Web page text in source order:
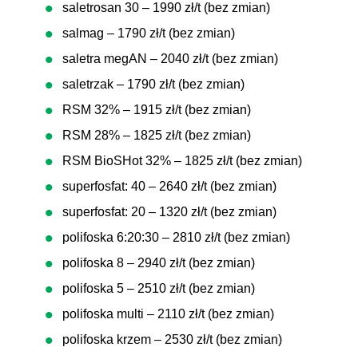
saletrosan 30 – 1990 zł/t (bez zmian)
salmag – 1790 zł/t (bez zmian)
saletra megAN – 2040 zł/t (bez zmian)
saletrzak – 1790 zł/t (bez zmian)
RSM 32% – 1915 zł/t (bez zmian)
RSM 28% – 1825 zł/t (bez zmian)
RSM BioSHot 32% – 1825 zł/t (bez zmian)
superfosfat: 40 – 2640 zł/t (bez zmian)
superfosfat: 20 – 1320 zł/t (bez zmian)
polifoska 6:20:30 – 2810 zł/t (bez zmian)
polifoska 8 – 2940 zł/t (bez zmian)
polifoska 5 – 2510 zł/t (bez zmian)
polifoska multi – 2110 zł/t (bez zmian)
polifoska krzem – 2530 zł/t (bez zmian)